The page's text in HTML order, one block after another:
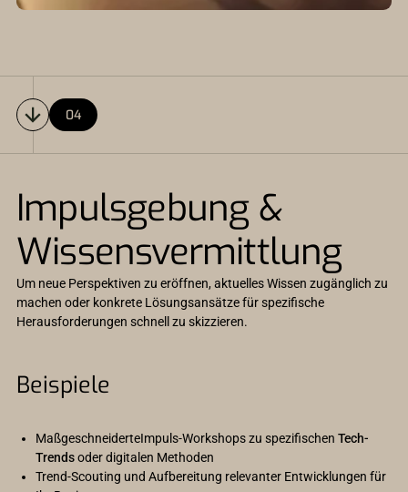
04
Impulsgebung &
Wissensvermittlung
Um neue Perspektiven zu eröffnen, aktuelles Wissen zugänglich zu
machen oder konkrete Lösungsansätze für spezifische
Herausforderungen schnell zu skizzieren.
Beispiele
MaßgeschneiderteImpuls-Workshops zu spezifischen Tech-
Trendsoder digitalen Methoden
Trend-Scouting und Aufbereitung relevanter Entwicklungen für